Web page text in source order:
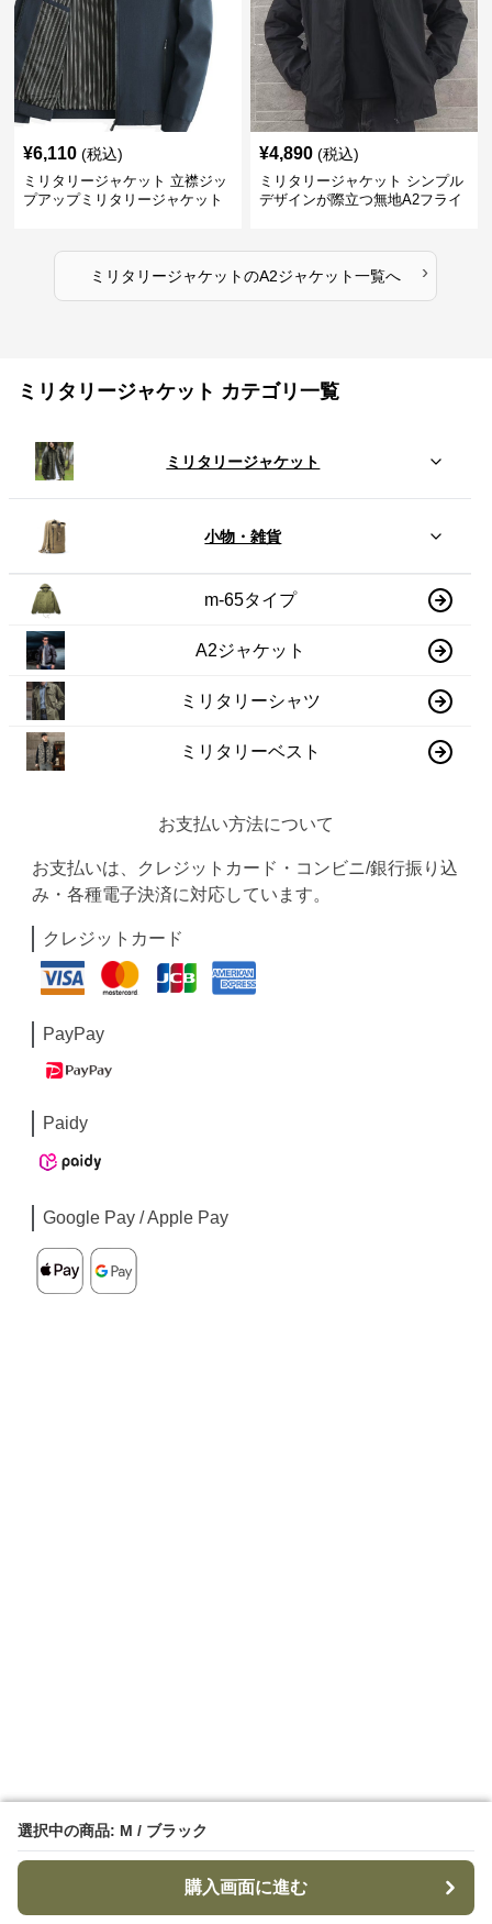
選択中の商品: M / ブラック
購入画面に進む
選択中の商品: M / ブラック
購入画面に進む
¥6,110 (税込)
ミリタリージャケット 立襟ジッ
プアップミリタリージャケット
¥4,890 (税込)
ミリタリージャケット シンプル
デザインが際立つ無地A2フライ
ミリタリージャケットのA2ジャケット一覧へ ›
ミリタリージャケット カテゴリ一覧
ミリタリージャケット
小物・雑貨
m-65タイプ
A2ジャケット
ミリタリーシャツ
ミリタリーベスト
お支払い方法について
お支払いは、クレジットカード・コンビニ/銀行振り込
み・各種電子決済に対応しています。
クレジットカード
PayPay
Paidy
Google Pay / Apple Pay